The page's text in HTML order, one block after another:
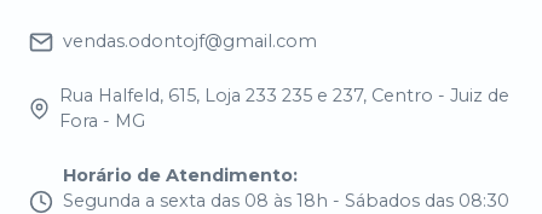
vendas.odontojf@gmail.com
Rua Halfeld, 615, Loja 233 235 e 237, Centro - Juiz de
Fora - MG
Horário de Atendimento:
Segunda a sexta das 08 às 18h - Sábados das 08:30